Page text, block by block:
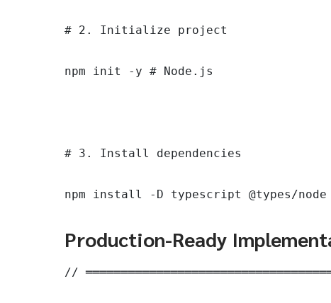
# 2. Initialize project
npm init -y # Node.js
# 3. Install dependencies
npm install -D typescript @types/
Production-Ready
//